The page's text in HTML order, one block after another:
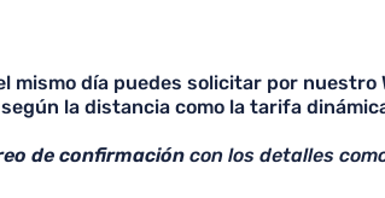
quiere adquirir sus camisetas
con ellos a partir de hoy!
mismo día puedes solicitar por nuestro
la distancia como la tarifa
de confirmación con los detalles